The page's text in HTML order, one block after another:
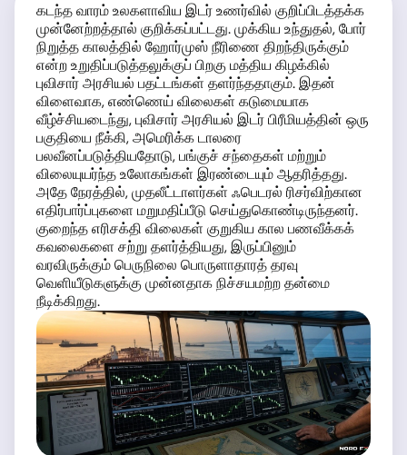
கடந்த வாரம் உலகளாவிய இடர் உணர்வில் குறிப்பிடத்தக்க
முன்னேற்றத்தால் குறிக்கப்பட்டது. முக்கிய உந்துதல், போர்
நிறுத்த காலத்தில் ஹோர்முஸ் நீரிணை திறந்திருக்கும்
என்ற உறுதிப்படுத்தலுக்குப் பிறகு மத்திய கிழக்கில்
புவிசார் அரசியல் பதட்டங்கள் தளர்ந்ததாகும். இதன்
விளைவாக, எண்ணெய் விலைகள் கடுமையாக
வீழ்ச்சியடைந்து, புவிசார் அரசியல் இடர் பிரீமியத்தின் ஒரு
பகுதியை நீக்கி, அமெரிக்க டாலரை
பலவீனப்படுத்தியதோடு, பங்குச் சந்தைகள் மற்றும்
விலையுயர்ந்த உலோகங்கள் இரண்டையும் ஆதரித்தது.
அதே நேரத்தில், முதலீட்டாளர்கள் ஃபெடரல் ரிசர்விற்கான
எதிர்பார்ப்புகளை மறுமதிப்பீடு செய்துகொண்டிருந்தனர்.
குறைந்த எரிசக்தி விலைகள் குறுகிய கால பணவீக்கக்
கவலைகளை சற்று தளர்த்தியது, இருப்பினும்
வரவிருக்கும் பெருநிலை பொருளாதாரத் தரவு
வெளியீடுகளுக்கு முன்னதாக நிச்சயமற்ற தன்மை
நீடிக்கிறது.